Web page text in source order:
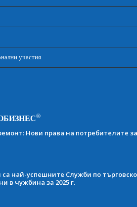
участия
®
Нови права на потребителите
най-успешните Служби по
в чужбина за 2025 г.